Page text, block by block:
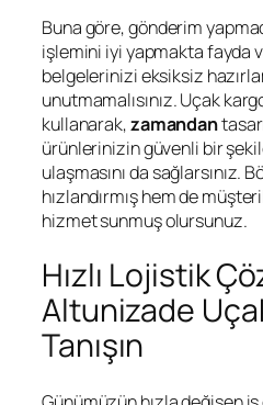
Buna göre, gönderim
işlemini iyi yapmakta fayda
belgelerinizi eksiksiz
unutmamalısınız. Uçak
kullanarak,zamandan
ürünlerinizin güvenli bir
ulaşmasını da sağlarsınız.
hızlandırmış hem de
hizmet sunmuş olursunuz.
Hızlı Lojistik
Altunizade
Tanışın